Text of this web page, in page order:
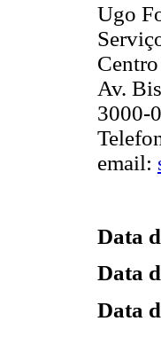
Ugo
Av.
3000-
email:
Data
Data
Data